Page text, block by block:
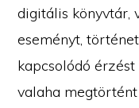
digitális könyvtár,
eseményt,
kapcsolódó
valaha